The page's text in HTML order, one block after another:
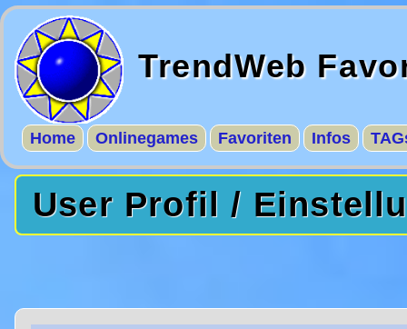
TrendWeb
Home Onlinegames Favoriten Infos
User Profil /